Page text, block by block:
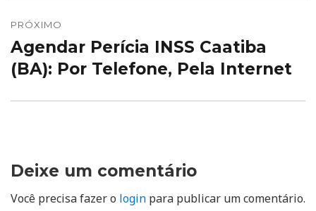
PRÓXIMO
Próximo
post:
Agendar Perícia INSS Caatiba
(BA): Por Telefone, Pela Internet
Deixe um comentário
Você precisa fazer o login para publicar um comentário.